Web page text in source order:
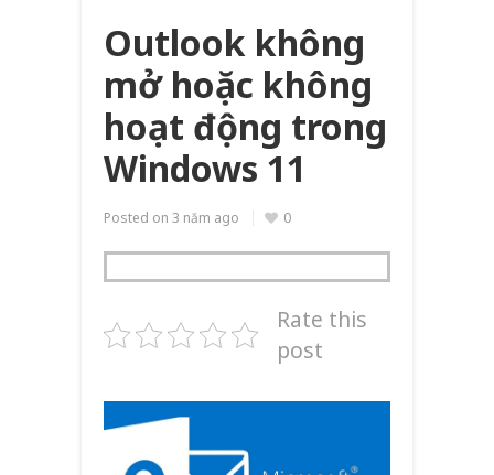
Outlook không
mở hoặc không
hoạt động trong
Windows 11
Posted on 3 năm ago 0
Rate this
post